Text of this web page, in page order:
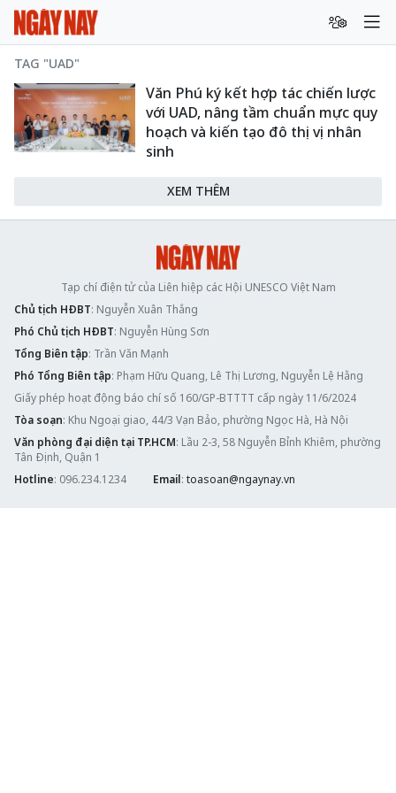
TAG "UAD"
Văn Phú ký kết hợp tác chiến lược
với UAD, nâng tầm chuẩn mực quy
hoạch và kiến tạo đô thị vị nhân
sinh
XEM THÊM
Tạp chí điện tử của Liên hiệp các Hội UNESCO Việt Nam
Chủ tịch HĐBT: Nguyễn Xuân Thắng
Phó Chủ tịch HĐBT: Nguyễn Hùng Sơn
Tổng Biên tập: Trần Văn Mạnh
Phó Tổng Biên tập: Phạm Hữu Quang, Lê Thị Lương, Nguyễn Lệ Hằng
Giấy phép hoạt động báo chí số 160/GP-BTTTT cấp ngày 11/6/2024
Tòa soạn: Khu Ngoại giao, 44/3 Vạn Bảo, phường Ngọc Hà, Hà Nội
Văn phòng đại diện tại TP.HCM: Lầu 2-3, 58 Nguyễn Bỉnh Khiêm, phường
Tân Định, Quận 1
Hotline: 096.234.1234 Email: toasoan@ngaynay.vn